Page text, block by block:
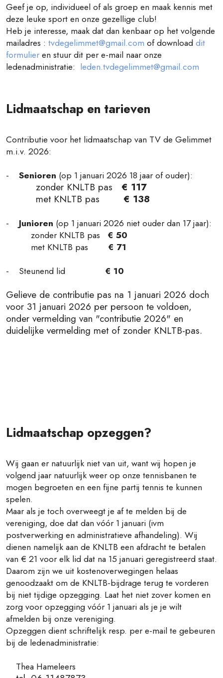
Geef je op, individueel of als groep en maak kennis met
deze leuke sport en onze gezellige club!
Heb je interesse, maak dat dan kenbaar op het volgende
mailadres : tvdegelimmet@gmail.com of downloaddit
formulieren stuur dit per e-mail naar onze
ledenadministratie: leden.tvdegelimmet@gmail.com
Lidmaatschap en tarieven
Contributie voor het lidmaatschap van TV de Gelimmet
m.i.v. 2026:
- Senioren (op 1 januari 2026 18 jaar of ouder):
zonder KNLTB pas € 117
met KNLTB pas € 138
- Junioren (op 1 januari 2026 niet ouder dan 17 jaar):
zonder KNLTB pas € 50
met KNLTB pas € 71
- Steunend lid € 10
Gelieve de contributie pas na 1 januari 2026 doch
voor 31 januari 2026 per persoon te voldoen,
onder vermelding van "contributie 2026" en
duidelijke vermelding met of zonder KNLTB-pas.
Lidmaatschap opzeggen?
Wij gaan er natuurlijk niet van uit, want wij hopen je
volgend jaar natuurlijk weer op onze tennisbanen te
mogen begroeten en een fijne partij tennis te kunnen
spelen.
Maar als je toch overweegt je af te melden bij de
vereniging, doe dat dan vóór 1 januari (ivm
postverwerking en administratieve afhandeling). Wij
dienen namelijk aan de KNLTB een afdracht te betalen
van € 21 voor elk lid dat na 15 januari geregistreerd staat.
Daarom zijn we uit kostenoverwegingen helaas
genoodzaakt om de KNLTB-bijdrage terug te vorderen
bij niet tijdige opzegging. Laat het niet zover komen en
zorg voor opzegging vóór 1 januari als je je wilt
afmelden bij onze vereniging.
Opzeggen dient schriftelijk resp. per e-mail te gebeuren
bij de ledenadministratie:
Thea Hameleers